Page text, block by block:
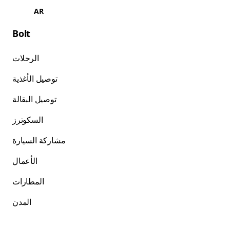
AR
Bolt
الرحلات
توصيل الأغذية
توصيل البقالة
السكوترز
مشاركة السيارة
الأعمال
المطارات
المدن